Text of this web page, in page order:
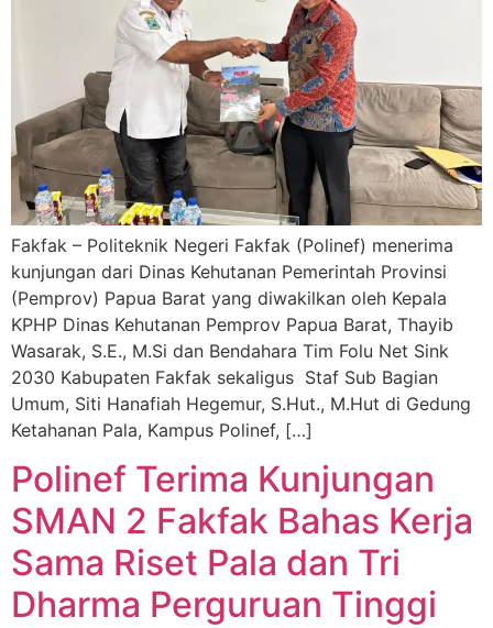
Fakfak – Politeknik Negeri Fakfak (Polinef) menerima
kunjungan dari Dinas Kehutanan Pemerintah Provinsi
(Pemprov) Papua Barat yang diwakilkan oleh Kepala
KPHP Dinas Kehutanan Pemprov Papua Barat, Thayib
Wasarak, S.E., M.Si dan Bendahara Tim Folu Net Sink
2030 Kabupaten Fakfak sekaligus Staf Sub Bagian
Umum, Siti Hanafiah Hegemur, S.Hut., M.Hut di Gedung
Ketahanan Pala, Kampus Polinef, […]
Polinef Terima Kunjungan
SMAN 2 Fakfak Bahas Kerja
Sama Riset Pala dan Tri
Dharma Perguruan Tinggi